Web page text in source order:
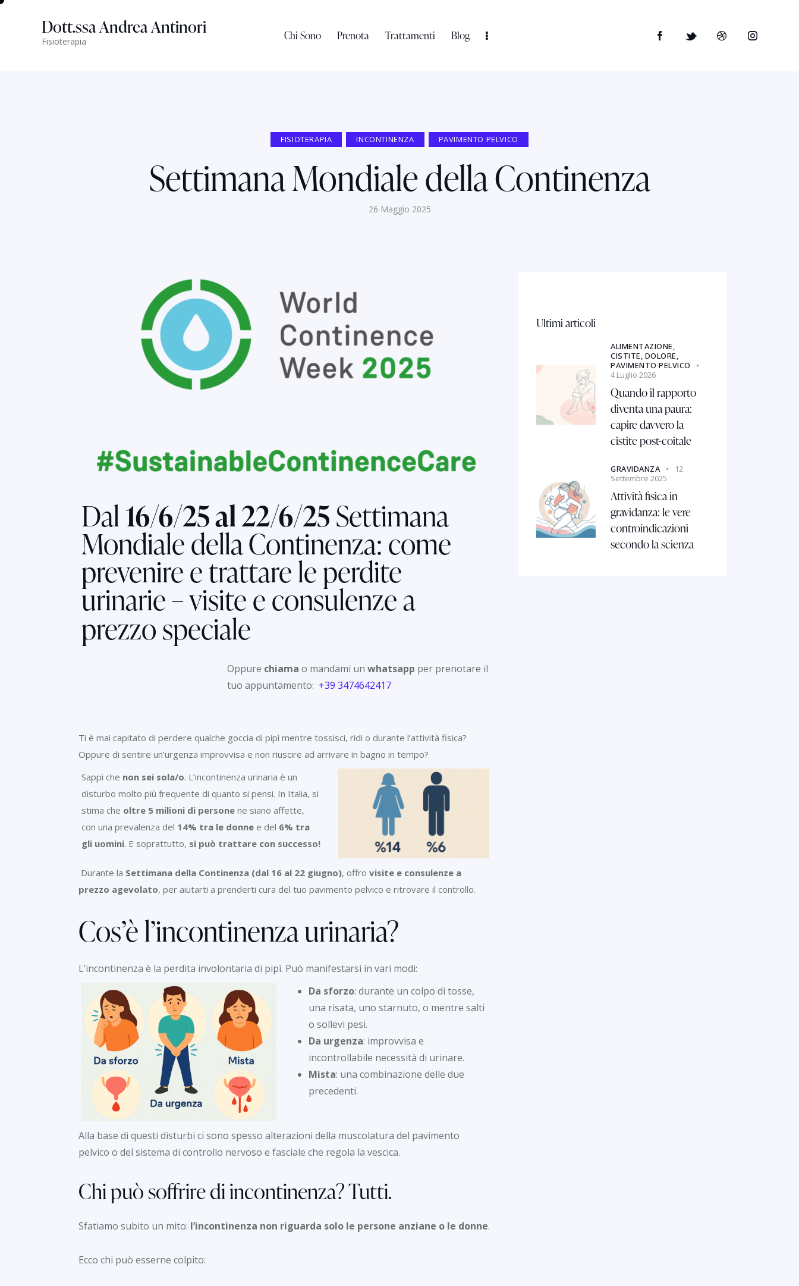
Dott.ssa Andrea Antinori
Fisioterapia Chi Sono Prenota Trattamenti Blog
FISIOTERAPIA INCONTINENZA PAVIMENTO PELVICO
Settimana Mondiale della Continenza
26 Maggio 2025
Dal16/6/25 al 22/6/25Settimana
Mondiale della Continenza: come
prevenire e trattare le perdite
urinarie – visite e consulenze a
prezzo speciale
Oppure chiama o mandami un whatsapp per prenotare il
tuo appuntamento: +39 3474642417
Ti è mai capitato di perdere qualche goccia di pipì mentre tossisci, ridi o durante l’attività fisica?
Oppure di sentire un’urgenza improvvisa e non riuscire ad arrivare in bagno in tempo?
Sappi che non sei sola/o. L’incontinenza urinaria è un
disturbo molto più frequente di quanto si pensi. In Italia, si
stima che oltre 5 milioni di persone ne siano affette,
con una prevalenza del 14% tra le donne e del 6% tra
gli uomini. E soprattutto, si può trattare con successo!
Durante la Settimana della Continenza (dal 16 al 22 giugno), offro visite e consulenze a
prezzo agevolato, per aiutarti a prenderti cura del tuo pavimento pelvico e ritrovare il controllo.
Cos’è l’incontinenza urinaria?
L’incontinenza è la perdita involontaria di pipì. Può manifestarsi in vari modi:
Da sforzo: durante un colpo di tosse,
una risata, uno starnuto, o mentre salti
o sollevi pesi.
Da urgenza: improvvisa e
incontrollabile necessità di urinare.
Mista: una combinazione delle due
precedenti.
Alla base di questi disturbi ci sono spesso alterazioni della muscolatura del pavimento
pelvico o del sistema di controllo nervoso e fasciale che regola la vescica.
Chi può soffrire di incontinenza? Tutti.
Sfatiamo subito un mito: l’incontinenza non riguarda solo le persone anziane o le donne.
Ecco chi può esserne colpito:
Ultimi articoli
ALIMENTAZIONE,
CISTITE, DOLORE,
PAVIMENTO PELVICO
4 Luglio 2026
Quando il rapporto
diventa una paura:
capire davvero la
cistite post-coitale
GRAVIDANZA
12
Settembre 2025
Attività fisica in
gravidanza: le vere
controindicazioni
secondo la scienza